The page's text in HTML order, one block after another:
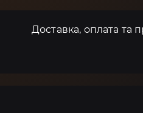
Доставка, оплата та